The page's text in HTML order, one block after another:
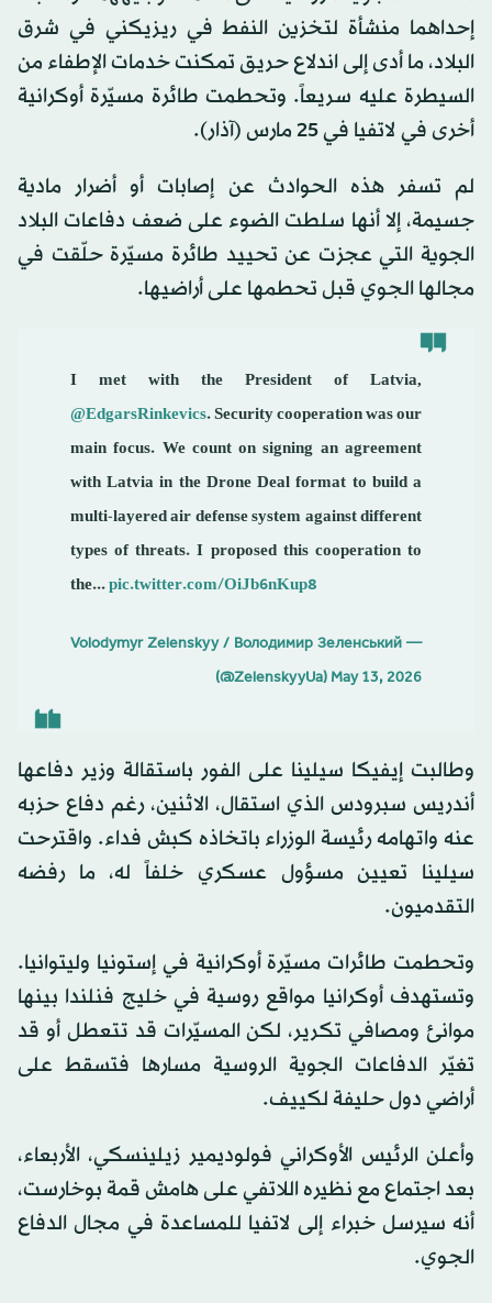
إحداهما منشأة لتخزين النفط في ريزيكني في شرق
البلاد، ما أدى إلى اندلاع حريق تمكنت خدمات الإطفاء من
السيطرة عليه سريعاً. وتحطمت طائرة مسيّرة أوكرانية
أخرى في لاتفيا في 25 مارس (آذار).
لم تسفر هذه الحوادث عن إصابات أو أضرار مادية
جسيمة، إلا أنها سلطت الضوء على ضعف دفاعات البلاد
الجوية التي عجزت عن تحييد طائرة مسيّرة حلّقت في
مجالها الجوي قبل تحطمها على أراضيها.
I met with the President of Latvia,
@EdgarsRinkevics. Security cooperation was our
main focus. We count on signing an agreement
with Latvia in the Drone Deal format to build a
multi-layered air defense system against different
types of threats. I proposed this cooperation to
the...pic.twitter.com/OiJb6nKup8
— Volodymyr Zelenskyy / Володимир Зеленський
(@ZelenskyyUa) May 13, 2026
وطالبت إيفيكا سيلينا على الفور باستقالة وزير دفاعها
أندريس سبرودس الذي استقال، الاثنين، رغم دفاع حزبه
عنه واتهامه رئيسة الوزراء باتخاذه كبش فداء. واقترحت
سيلينا تعيين مسؤول عسكري خلفاً له، ما رفضه
التقدميون.
وتحطمت طائرات مسيّرة أوكرانية في إستونيا وليتوانيا.
وتستهدف أوكرانيا مواقع روسية في خليج فنلندا بينها
موانئ ومصافي تكرير، لكن المسيّرات قد تتعطل أو قد
تغيّر الدفاعات الجوية الروسية مسارها فتسقط على
أراضي دول حليفة لكييف.
وأعلن الرئيس الأوكراني فولوديمير زيلينسكي، الأربعاء،
بعد اجتماع مع نظيره اللاتفي على هامش قمة بوخارست،
أنه سيرسل خبراء إلى لاتفيا للمساعدة في مجال الدفاع
الجوي.